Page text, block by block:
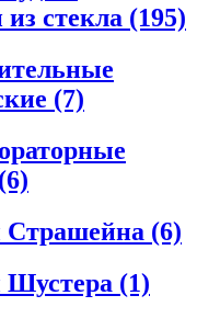
стекла (195)
(7)
(6)
(6)
(1)